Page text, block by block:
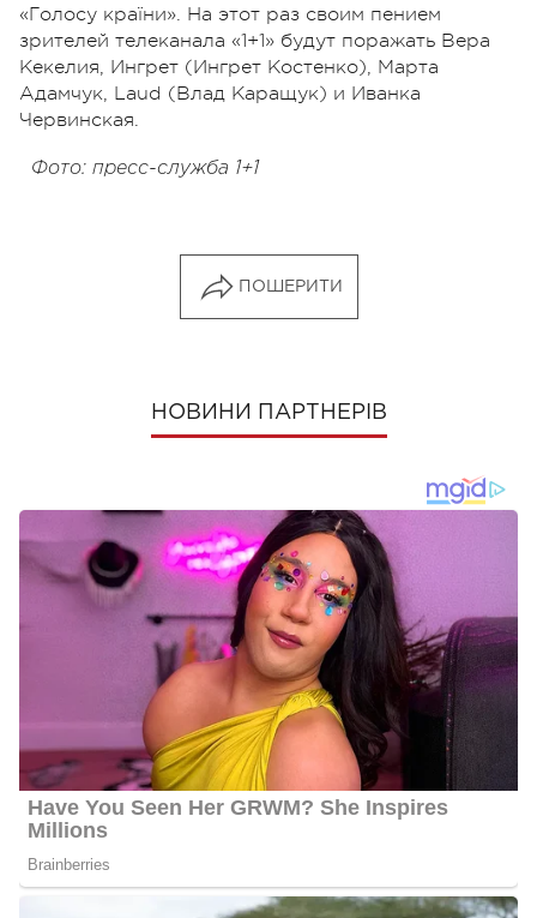
«Голосу країни». На этот раз своим пением
зрителей телеканала «1+1» будут поражать Вера
Кекелия, Ингрет (Ингрет Костенко), Марта
Адамчук, Laud (Влад Каращук) и Иванка
Червинская.
Фото: пресс-служба 1+1
ПОШЕРИТИ
НОВИНИ ПАРТНЕРІВ